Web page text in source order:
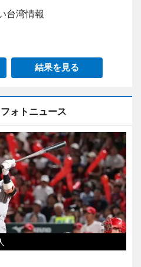
台湾情報
結果を見る
ォトニュース